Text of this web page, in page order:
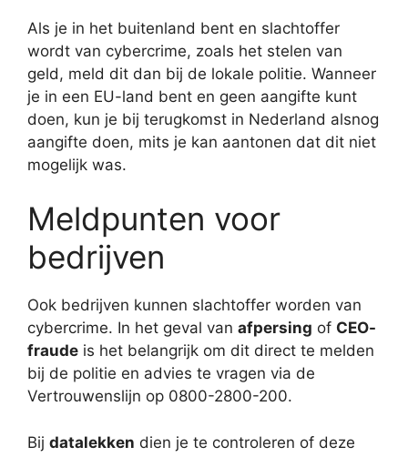
Als je in het buitenland bent en slachtoffer
wordt van cybercrime, zoals het stelen van
geld, meld dit dan bij de lokale politie. Wanneer
je in een EU-land bent en geen aangifte kunt
doen, kun je bij terugkomst in Nederland alsnog
aangifte doen, mits je kan aantonen dat dit niet
mogelijk was.
Meldpunten voor
bedrijven
Ook bedrijven kunnen slachtoffer worden van
cybercrime. In het geval van afpersing of CEO-
fraude is het belangrijk om dit direct te melden
bij de politie en advies te vragen via de
Vertrouwenslijn op 0800-2800-200.
Bij datalekken dien je te controleren of deze